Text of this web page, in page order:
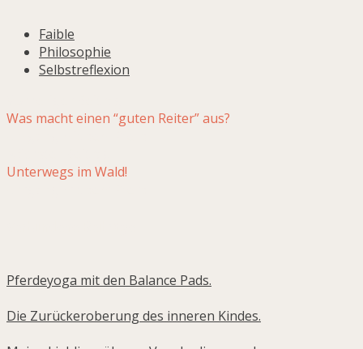
Faible
Philosophie
Selbstreflexion
Was macht einen “guten Reiter” aus?
Unterwegs im Wald!
Pferdeyoga mit den Balance Pads.
Die Zurückeroberung des inneren Kindes.